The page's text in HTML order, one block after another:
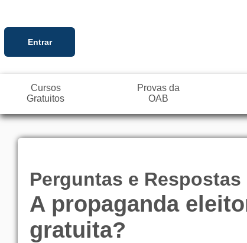
Entrar
Cursos
Gratuitos
Provas da
OAB
Perguntas e
A propaganda
gratuita?